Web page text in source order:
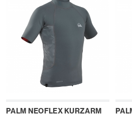
PALM NEOFLEX KURZARM